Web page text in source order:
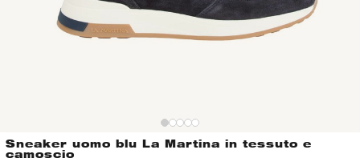
Sneaker uomo blu La Martina in tessuto e
camoscio